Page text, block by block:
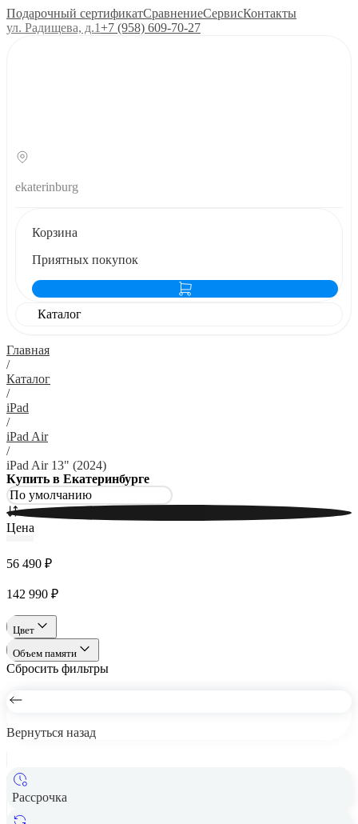
Подарочный сертификатСравнениеСервисКонтакты
ул. Радищева, д.1+7 (958) 609‑70‑27
ekaterinburg
Корзина
Приятных покупок
Каталог
Главная
/
Каталог
/
iPad
/
iPad Air
/
iPad Air 13" (2024)
Купить в Екатеринбурге
Цена
56 490 ₽
142 990 ₽
Цвет
Объем памяти
Сбросить фильтры
Вернуться назад
Рассрочка